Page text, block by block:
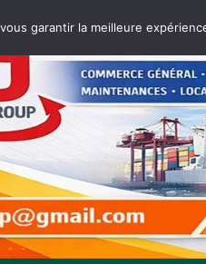
garantir la meilleure